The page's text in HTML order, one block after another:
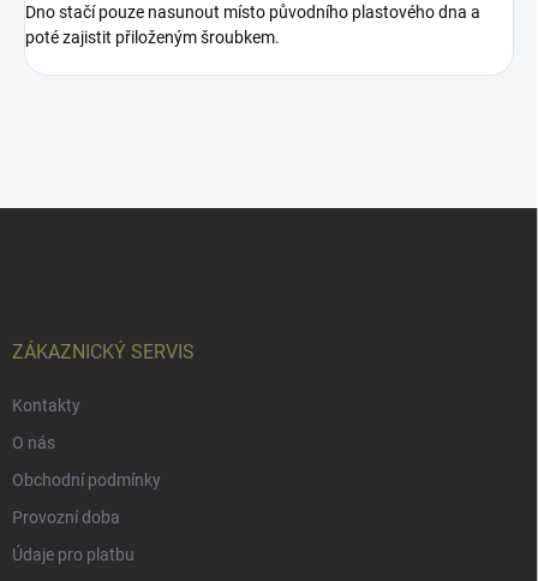
Dno stačí pouze nasunout místo původního plastového dna a
poté zajistit přiloženým šroubkem.
ZÁKAZNICKÝ SERVIS
Kontakty
O nás
Obchodní podmínky
Provozní doba
Údaje pro platbu